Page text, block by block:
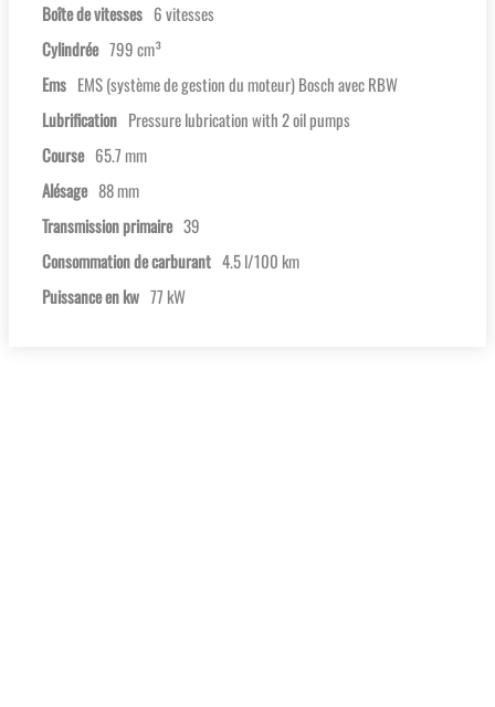
Boîte de vitesses 6 vitesses
Cylindrée 799 cm³
Ems EMS (système de gestion du moteur) Bosch avec RBW
Lubrification Pressure lubrication with 2 oil pumps
Course 65.7 mm
Alésage 88 mm
Transmission primaire 39
Consommation de carburant 4.5 l/100 km
Puissance en kw 77 kW